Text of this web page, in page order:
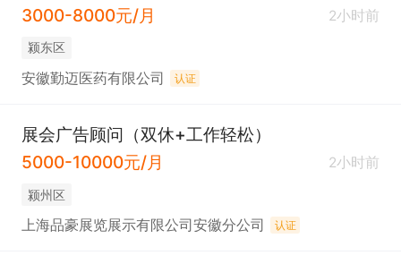
3000-8000元/月
2小时前
颍东区
安徽勤迈医药有限公司 认证
展会广告顾问（双休+工作轻松）
5000-10000元/月
2小时前
颍州区
上海品豪展览展示有限公司安徽分公司 认证